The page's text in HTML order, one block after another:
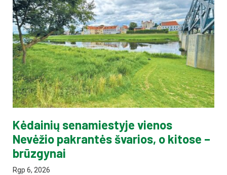
Kėdainių senamiestyje vienos
Nevėžio pakrantės švarios, o kitose –
brūzgynai
Rgp 6, 2026